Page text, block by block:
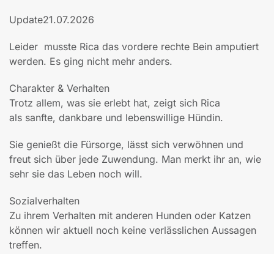
Update21.07.2026
Leider musste Rica das vordere rechte Bein amputiert
werden. Es ging nicht mehr anders.
Charakter & Verhalten
Trotz allem, was sie erlebt hat, zeigt sich Rica
als sanfte, dankbare und lebenswillige Hündin.
Sie genießt die Fürsorge, lässt sich verwöhnen und
freut sich über jede Zuwendung. Man merkt ihr an, wie
sehr sie das Leben noch will.
Sozialverhalten
Zu ihrem Verhalten mit anderen Hunden oder Katzen
können wir aktuell noch keine verlässlichen Aussagen
treffen.